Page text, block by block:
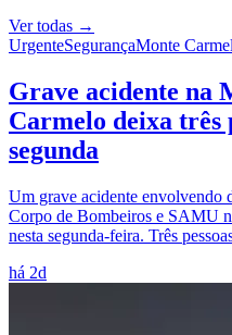
Ver todas →
UrgenteSegurançaMonte
Grave acidente na
Carmelo deixa três
segunda
Um grave acidente envolvendo
Corpo de Bombeiros e SAMU
nesta segunda-feira. Três
há 2d